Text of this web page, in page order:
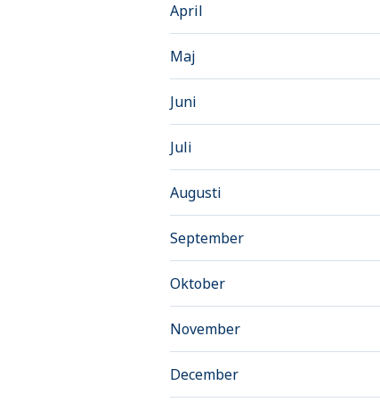
April
Maj
Juni
Juli
Augusti
September
Oktober
November
December